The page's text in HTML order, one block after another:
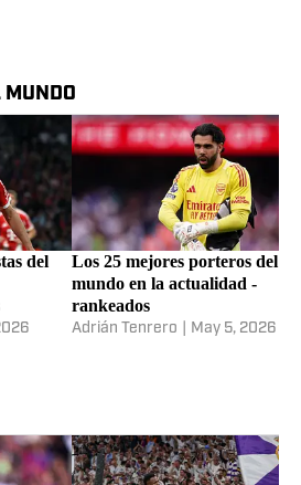
MUNDO
del
Los 25 mejores porteros del
mundo en la actualidad -
rankeados
Adrián Tenrero May 5, 2026